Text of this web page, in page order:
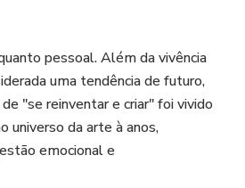
pessoal. Além da vivência
uma tendência de futuro,
"se reinventar e criar" foi vivido
universo da arte à anos,
emocional e